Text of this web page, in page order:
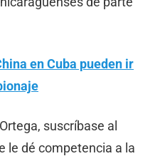
en Cuba pueden ir
suscríbase al
le dé competencia a la